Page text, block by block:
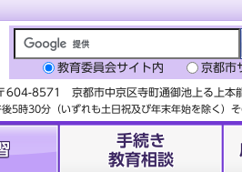
教育委員会サイト内 京都市
604-8571 京都市中京区寺町通御池上る上本
5時30分（いずれも土日祝及び年末年始を除く）
手続き
教育相談